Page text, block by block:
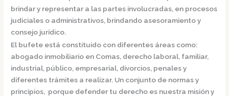
brindar y representar a las partes involucradas, en procesos
judiciales o administrativos, brindando asesoramiento y
consejo jurídico.
El bufete está constituido con diferentes áreas como:
abogado inmobiliario en Comas, derecho laboral, familiar,
industrial, público, empresarial, divorcios, penales y
diferentes trámites a realizar. Un conjunto de normas y
principios, porque defender tu derecho es nuestra misión y